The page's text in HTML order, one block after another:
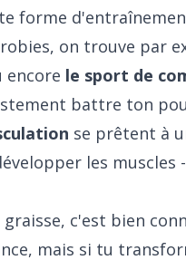
forme
on trouve par
encore le sport de
battre ton
se prêtent à
les
c'est bien
mais si tu